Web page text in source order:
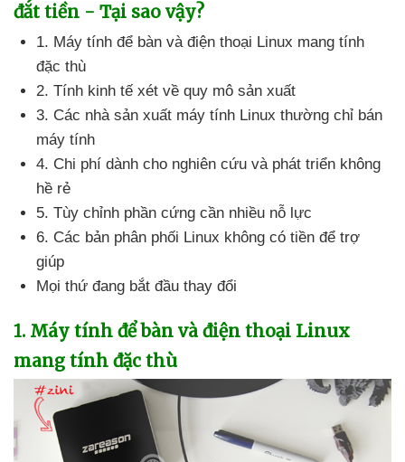
đắt tiền - Tại sao vậy?
1. Máy tính để bàn và điện thoại Linux mang tính
đặc thù
2. Tính kinh tế xét về quy mô sản xuất
3. Các nhà sản xuất máy tính Linux thường chỉ bán
máy tính
4. Chi phí dành cho nghiên cứu và phát triển không
hề rẻ
5. Tùy chỉnh phần cứng cần nhiều nỗ lực
6. Các bản phân phối Linux không có tiền để trợ
giúp
Mọi thứ đang bắt đầu thay đổi
1. Máy tính để bàn và điện thoại Linux
mang tính đặc thù